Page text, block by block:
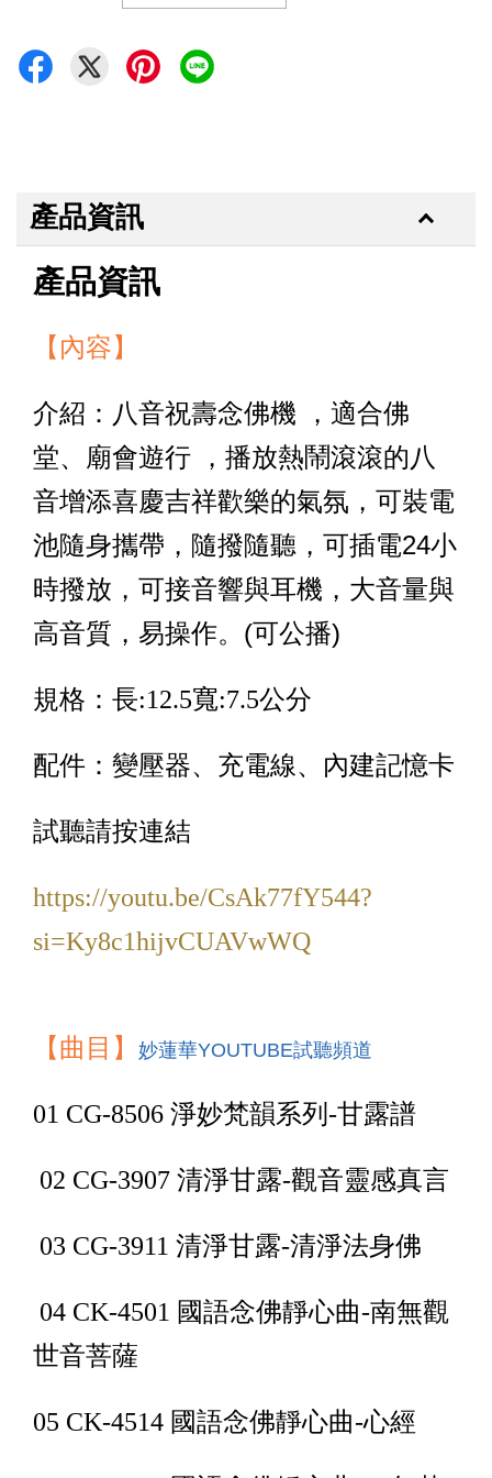
產品資訊
產品資訊
【內容】
介紹： 八音祝壽念佛機 ， 適合佛
堂、廟會遊行 ，播放熱鬧滾滾的八
音增添喜慶吉祥歡樂的氣氛，可裝電
池隨身攜帶，隨撥隨聽，可插電24小
時撥放，可接音響與耳機，大音量與
高音質，易操作。(可公播)
規格：長:12.5寬:7.5公分
配件：變壓器、充電線、內建記憶卡
試聽請按連結
https://youtu.be/CsAk77fY544?
si=Ky8c1hijvCUAVwWQ
【曲目】 妙蓮華YOUTUBE試聽頻道
01 CG-8506 淨妙梵韻系列-甘露譜
02 CG-3907 清淨甘露-觀音靈感真言
03 CG-3911 清淨甘露-清淨法身佛
04 CK-4501 國語念佛靜心曲-南無觀
世音菩薩
05 CK-4514 國語念佛靜心曲-心經